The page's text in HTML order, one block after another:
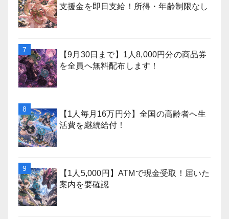
支援金を即日支給！所得・年齢制限なし
【9月30日まで】1人8,000円分の商品券
を全員へ無料配布します！
【1人毎月16万円分】全国の高齢者へ生
活費を継続給付！
【1人5,000円】ATMで現金受取！届いた
案内を要確認